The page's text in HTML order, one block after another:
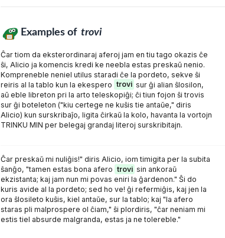
Examples of trovi
Ĉar tiom da eksterordinaraj aferoj jam en tiu tago okazis ĉe
ŝi, Alicio ja komencis kredi ke neebla estas preskaŭ nenio.
Kompreneble neniel utilus staradi ĉe la pordeto, sekve ŝi
reiris al la tablo kun la ekespero trovi sur ĝi alian ŝlosilon,
aŭ eble libreton pri la arto teleskopiĝi; ĉi tiun fojon ŝi trovis
sur ĝi boteleton ("kiu certege ne kuŝis tie antaŭe," diris
Alicio) kun surskribaĵo, ligita ĉirkaŭ la kolo, havanta la vortojn
TRINKU MIN per belegaj grandaj literoj surskribitajn.
Ĉar preskaŭ mi nuliĝis!" diris Alicio, iom timigita per la subita
ŝanĝo, "tamen estas bona afero trovi sin ankoraŭ
ekzistanta; kaj jam nun mi povas eniri la ĝardenon." Ŝi do
kuris avide al la pordeto; sed ho ve! ĝi refermiĝis, kaj jen la
ora ŝlosileto kuŝis, kiel antaŭe, sur la tablo; kaj "la afero
staras pli malprospere ol ĉiam," ŝi plordiris, "ĉar neniam mi
estis tiel absurde malgranda, estas ja ne tolereble."